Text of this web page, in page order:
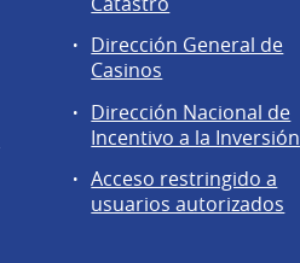
Dirección General de
Casinos
Dirección Nacional de
Incentivo a la Inversión
Acceso restringido a
usuarios autorizados